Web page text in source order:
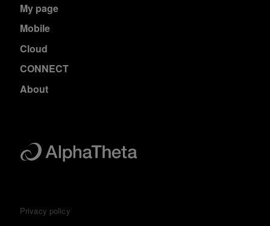
My page
Mobile
Cloud
CONNECT
About
Privacy policy